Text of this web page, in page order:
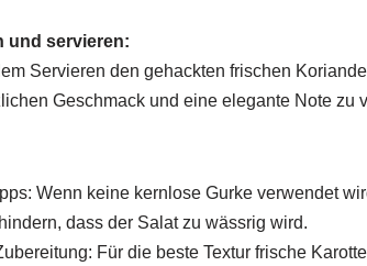
und servieren:
Servieren den gehackten frischen
Geschmack und eine elegante Note zu
Wenn keine kernlose Gurke verwendet
dass der Salat zu wässrig wird.
Für die beste Textur frische